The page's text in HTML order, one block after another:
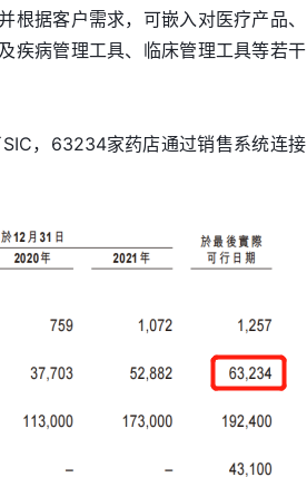
据客户需求，可嵌入对医疗产品、
疾病管理工具、临床管理工具等若干
，63234家药店通过销售系统连接